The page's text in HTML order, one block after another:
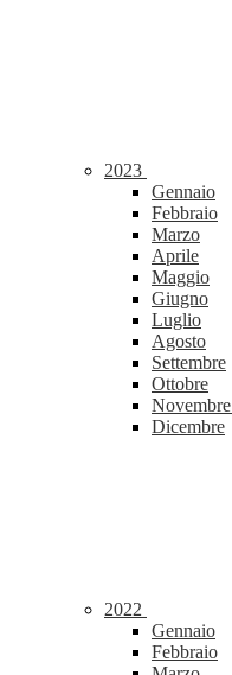
2023
Gennaio
Febbraio
Marzo
Aprile
Maggio
Giugno
Luglio
Agosto
Settembre
Ottobre
Novembre
Dicembre
2022
Gennaio
Febbraio